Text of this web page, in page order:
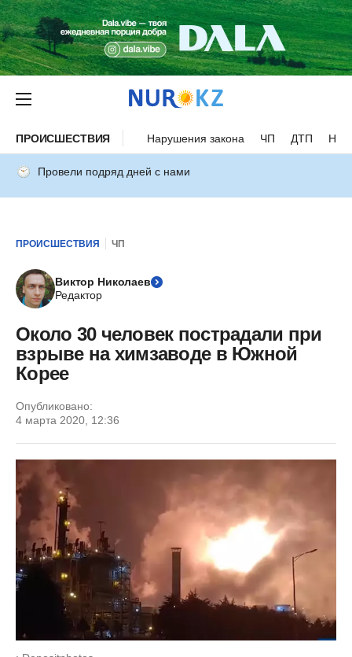
ПРОИСШЕСТВИЯ Нарушения закона ЧП ДТП
Провели подряд дней с нами
ПРОИСШЕСТВИЯ ЧП
Виктор Николаев
Редактор
Около 30 человек пострадали при
взрыве на химзаводе в Южной
Корее
Опубликовано:
4 марта 2020, 12:36